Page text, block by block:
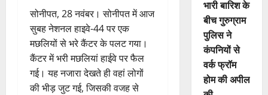
सोनीपत, 28 नवंबर। सोनीपत में आज
सुबह नेशनल हाइवे-44 पर एक
मछलियों से भरे कैंटर के पलट गया।
कैंटर में भरी मछलियां हाईवे पर फैल
गई। यह नजारा देखते ही वहां लोगों
की भीड़ जुट गई, जिसकी वजह से
भारी बारिश के
बीच गुरुग्राम
पुलिस ने
कंपनियों से
वर्क फ्रॉम
होम की अपील